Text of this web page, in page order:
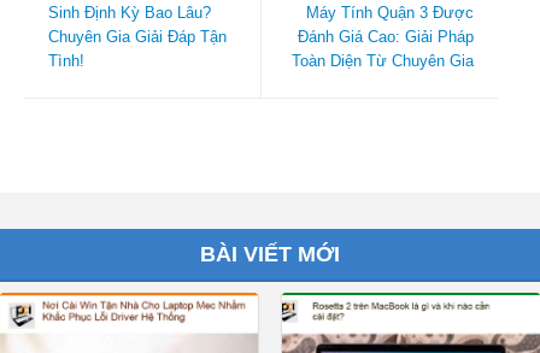
Sinh Định Kỳ Bao Lâu?
Chuyên Gia Giải Đáp Tận
Tình!
Máy Tính Quận 3 Được
Đánh Giá Cao: Giải Pháp
Toàn Diện Từ Chuyên Gia
BÀI VIẾT MỚI